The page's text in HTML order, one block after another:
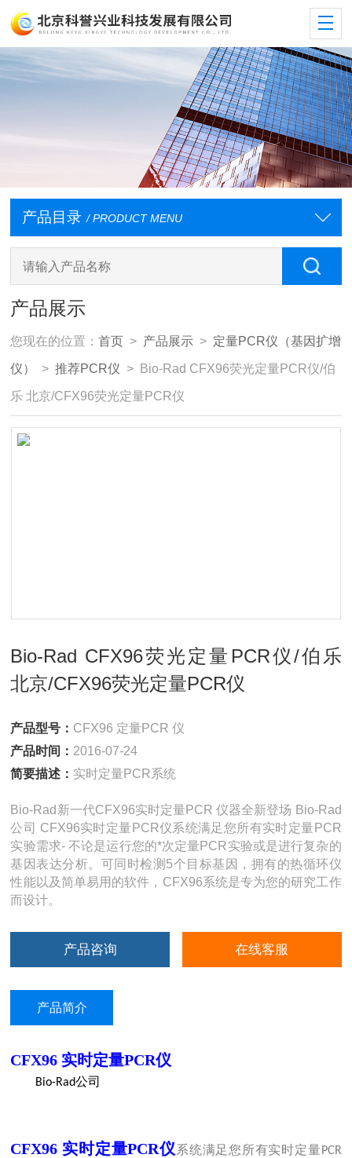
产品目录 / PRODUCT MENU
产品展示
您现在的位置：首页 > 产品展示 > 定量PCR仪（基因扩增
仪） >推荐PCR仪 > Bio-Rad CFX96荧光定量PCR仪/伯
乐 北京/CFX96荧光定量PCR仪
Bio-Rad CFX96荧光定量PCR仪/伯乐
北京/CFX96荧光定量PCR仪
产品型号： CFX96 定量PCR 仪
产品时间： 2016-07-24
简要描述： 实时定量PCR系统
Bio-Rad新一代CFX96实时定量PCR 仪器全新登场 Bio-Rad
公司 CFX96实时定量PCR仪系统满足您所有实时定量PCR
实验需求- 不论是运行您的*次定量PCR实验或是进行复杂的
基因表达分析。可同时检测5个目标基因，拥有的热循环仪
性能以及简单易用的软件，CFX96系统是专为您的研究工作
而设计。
产品咨询 在线客服
产品简介
CFX96 实时定量PCR仪
Bio-Rad公司
CFX96 实时定量PCR仪系统满足您所有实时定量PCR